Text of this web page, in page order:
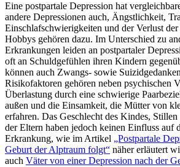
Eine postpartale Depression hat
andere Depressionen auch, Ängstlichkeit,
Einschlafschwierigkeiten und der Verlust
Hobbys gehören dazu. Im Unterschied zu
Erkrankungen leiden an postpartaler
oft an Schuldgefühlen ihren Kindern
können auch Zwangs- sowie
Risikofaktoren gehören neben psychischen
Überlastung durch eine schwierige
außen und die Einsamkeit, die Mütter von
erfahren. Das Geschlecht des Kindes,
der Eltern haben jedoch keinen Einfluss auf
Erkrankung, wie im Artikel „Postpartale
Geburt der Alptraum folgt“ näher erläutert
auch Väter von einer Depression nach der